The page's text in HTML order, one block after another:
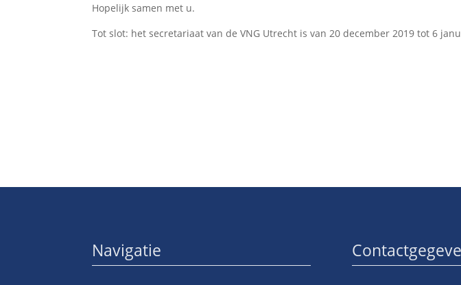
Hopelijk samen met u.
Tot slot: het secretariaat van de VNG Utrecht is van 20 december 2019 tot 6
Navigatie